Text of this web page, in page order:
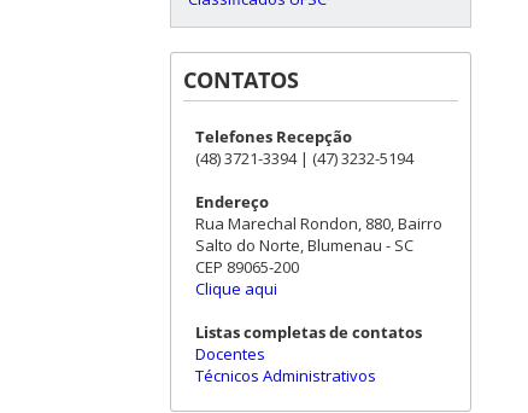
CONTATOS
Telefones Recepção
(48) 3721-3394 | (47) 3232-5194
Endereço
Rua Marechal Rondon, 880, Bairro
Salto do Norte, Blumenau - SC
CEP 89065-200
Clique aqui
Listas completas de contatos
Docentes
Técnicos Administrativos